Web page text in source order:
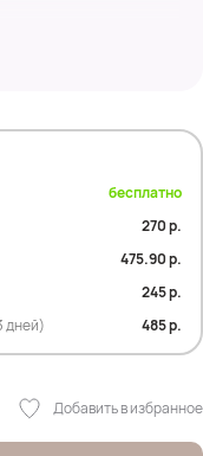
бесплатно
270 р.
475.90 р.
245 р.
дней) 485 р.
Добавить в избранное